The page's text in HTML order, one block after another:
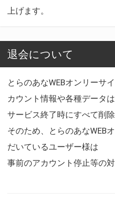
上げます。
退会について
とらのあなWEBオンリーサ
カウント情報や各種データは
サービス終了時にすべて削除
そのため、とらのあなWEB
だいているユーザー様は
事前のアカウント停止等の